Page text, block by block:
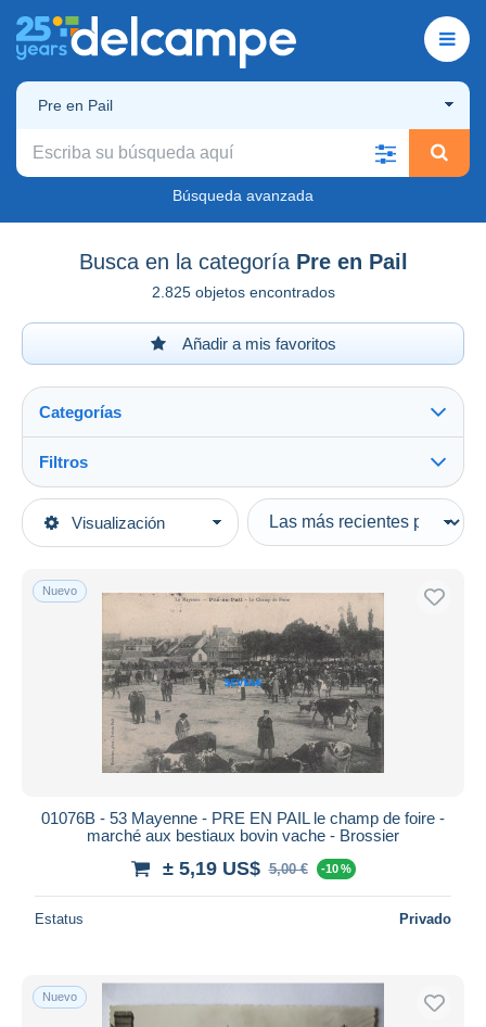
Pre en Pail
Búsqueda avanzada
Busca en la categoría Pre en Pail
2.825 objetos encontrados
Añadir a mis favoritos
Visualización
Categorías
Categorías principales
Europa
[53] Mayenne
Pre en Pail
Filtros
Tipo de venta
Activas
Subasta con ofertas
Subastas sin pujas
Casa de subastas
Vendidos
Todas las duraciones
Cerrando dentro
Sólo con descuento
Envío gratis
Nuevo
01076B - 53 Mayenne - PRE EN PAIL le champ de foire -
marché aux bestiaux bovin vache - Brossier
± 5,19 US$ 5,00 € -10 %
Estatus Privado
Nuevo